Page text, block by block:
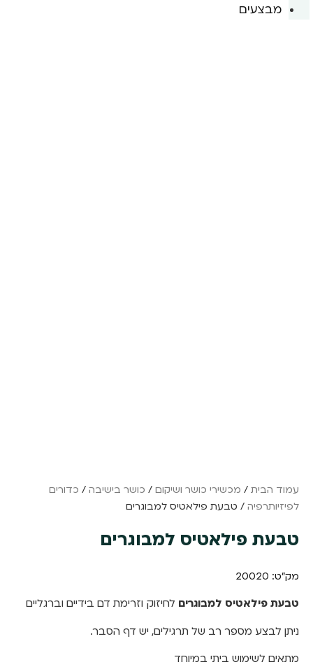
מבצעים
עמוד הבית / מכשירי כושר ושיקום / כושר בישיבה / כדורים
לפיזיותרפיה / טבעת פילאטיס למבוגרים
טבעת פילאטיס למבוגרים
מק"ט: 20020
טבעת פילאטיס למבוגרים לחיזוק וזרימת דם בידיים וברגליים
ניתן לבצע מספר רב של תרגילים, יש דף הסבר.
מתאים לשימוש ביתי במיוחד